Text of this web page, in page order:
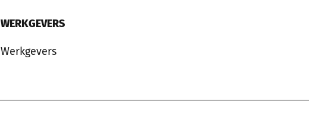
WERKGEVERS
Werkgevers